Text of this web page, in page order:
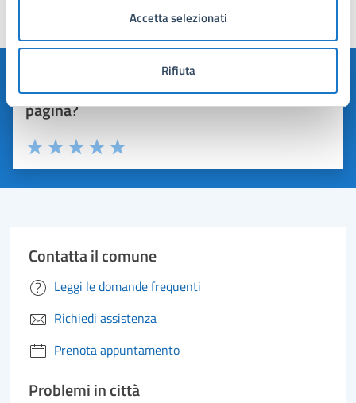
Accetta selezionati
Rifiuta
Quanto sono chiare le informazioni su questa
pagina?
Valuta 5 stelle su 5
Valuta 4 stelle su 5
Valuta 3 stelle su 5
Valuta 2 stelle su 5
Valuta 1 stelle su 5
Contatta il comune
Leggi le domande frequenti
Richiedi assistenza
Prenota appuntamento
Problemi in città